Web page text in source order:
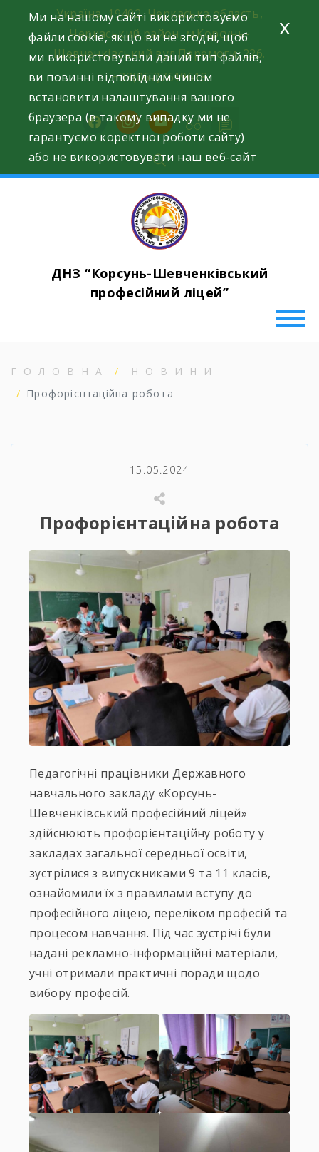
content
Україна, 19402, Черкаська область,
Черкаський район, м.Корсунь-
Шевченківський вул.Перемоги, 226.
+38(067)7619618
facebookinstagram
youtube
ДНЗ “Корсунь-Шевченківський
професійний ліцей”
ГОЛОВНА
НОВИНИ
Профорієнтаційна робота
15.05.2024
Профорієнтаційна робота
Педагогічні працівники Державного
навчального закладу «Корсунь-
Шевченківський професійний ліцей»
здійснюють профорієнтаційну роботу у
закладах загальної середньої освіти,
зустрілися з випускниками 9 та 11 класів,
ознайомили їх з правилами вступу до
професійного ліцею, переліком професій та
процесом навчання. Під час зустрічі були
надані рекламно-інформаційні матеріали,
учні отримали практичні поради щодо
вибору професій.
Ми на нашому сайті використовуємо
файли cookie, якщо ви не згодні, щоб
ми використовували даний тип файлів,
ви повинні відповідним чином
встановити налаштування вашого
браузера (в такому випадку ми не
гарантуємо коректної роботи сайту)
або не використовувати наш веб-сайт
x